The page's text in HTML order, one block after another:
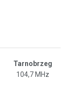
Tarnobrzeg
104,7 MHz